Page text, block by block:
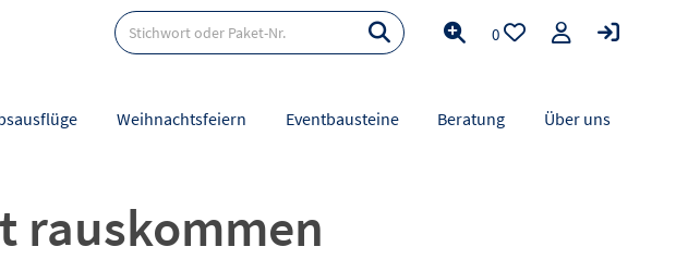
Weihnachtsfeiern Eventbausteine Beratung Über uns
0
rauskommen